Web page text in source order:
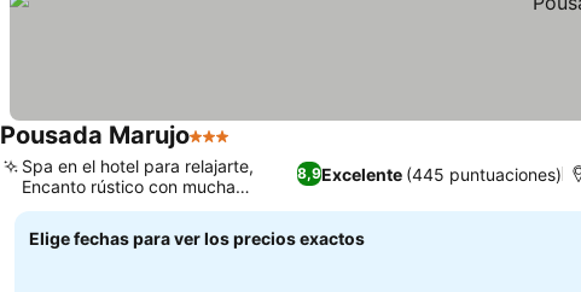
Pousada Marujo3 Estrellas
8,9Excelente (445 puntuaciones)
Spa en el hotel para relajarte,
Encanto rústico con mucha
vegetación
Elige fechas para ver los precios exactos